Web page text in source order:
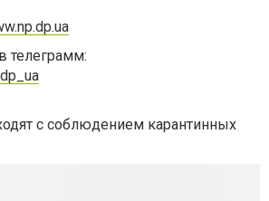
телеграмм:
с соблюдением карантинных